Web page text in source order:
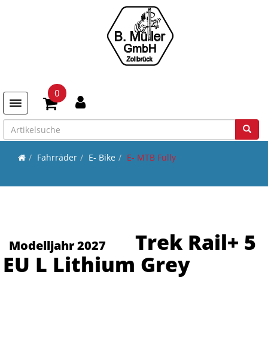
Toggle navigation
0
Fahrräder E- Bike E- MTB Fully
Modelljahr 2027
Trek Rail+ 5
EU L Lithium Grey